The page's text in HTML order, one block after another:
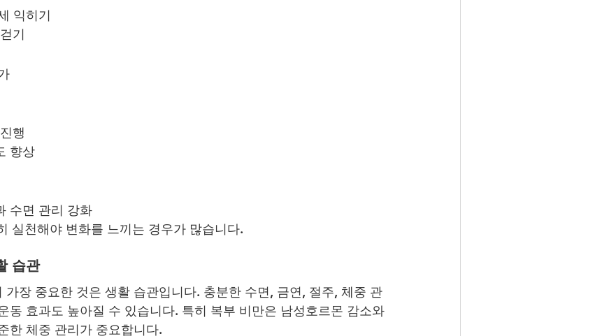
익히기
기
행
향상
수면 관리 강화
실천해야 변화를 느끼는 경우가 많습니다.
습관
가장 중요한 것은 생활 습관입니다. 충분한 수면, 금연, 절주, 체중 관
동 효과도 높아질 수 있습니다. 특히 복부 비만은 남성호르몬 감소와
한 체중 관리가 중요합니다.